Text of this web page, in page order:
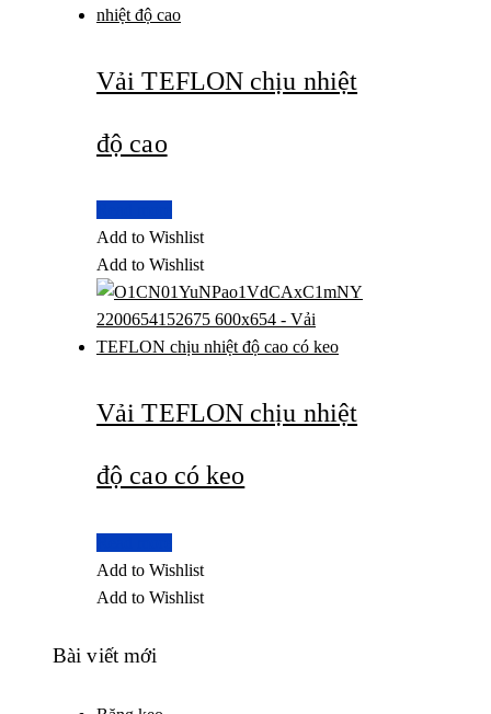
Vải TEFLON chịu nhiệt
độ cao
Add to Wishlist
Add to Wishlist
Vải TEFLON chịu nhiệt
độ cao có keo
Add to Wishlist
Add to Wishlist
Bài viết mới